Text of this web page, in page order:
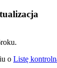
o Listę